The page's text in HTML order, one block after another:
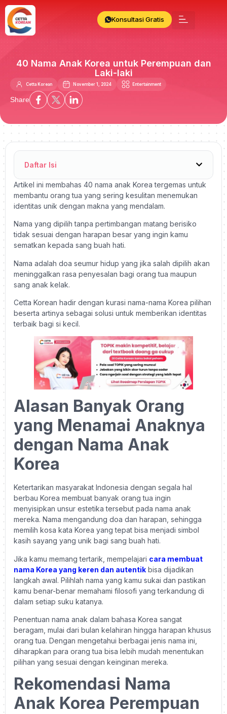
Konsultasi Gratis
40 Nama Anak Korea untuk Perempuan dan
Laki-laki
Cetta Korean November 1, 2024 Entertainment
Share
Daftar Isi
Artikel ini membahas 40 nama anak Korea tergemas untuk
membantu orang tua yang sering kesulitan menemukan
identitas unik dengan makna yang mendalam.
Nama yang dipilih tanpa pertimbangan matang berisiko
tidak sesuai dengan harapan besar yang ingin kamu
sematkan kepada sang buah hati.
Nama adalah doa seumur hidup yang jika salah dipilih akan
meninggalkan rasa penyesalan bagi orang tua maupun
sang anak kelak.
Cetta Korean hadir dengan kurasi nama-nama Korea pilihan
beserta artinya sebagai solusi untuk memberikan identitas
terbaik bagi si kecil.
Alasan Banyak Orang
yang Menamai Anaknya
dengan Nama Anak
Korea
Ketertarikan masyarakat Indonesia dengan segala hal
berbau Korea membuat banyak orang tua ingin
menyisipkan unsur estetika tersebut pada nama anak
mereka. Nama mengandung doa dan harapan, sehingga
memilih kosa kata Korea yang tepat bisa menjadi simbol
kasih sayang yang unik bagi sang buah hati.
Jika kamu memang tertarik, mempelajari cara membuat
nama Korea yang keren dan autentik bisa dijadikan
langkah awal. Pilihlah nama yang kamu sukai dan pastikan
kamu benar-benar memahami filosofi yang terkandung di
dalam setiap suku katanya.
Penentuan nama anak dalam bahasa Korea sangat
beragam, mulai dari bulan kelahiran hingga harapan khusus
orang tua. Dengan mengetahui berbagai jenis nama ini,
diharapkan para orang tua bisa lebih mudah menentukan
pilihan yang sesuai dengan keinginan mereka.
Rekomendasi Nama
Anak Korea Perempuan